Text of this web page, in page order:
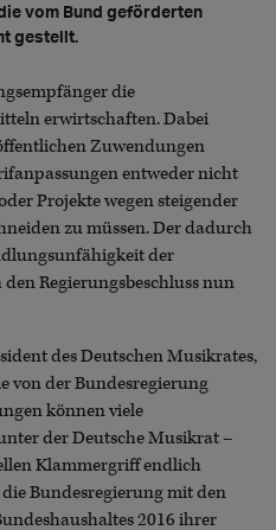
vom Bund geförderten
gestellt.
die
erwirtschaften. Dabei
Zuwendungen
entweder nicht
Projekte wegen steigender
zu müssen. Der dadurch
der
Regierungsbeschluss nun
des Deutschen Musikrates,
von der Bundesregierung
können viele
der Deutsche Musikrat –
Klammergriff endlich
Bundesregierung mit den
2016 ihrer